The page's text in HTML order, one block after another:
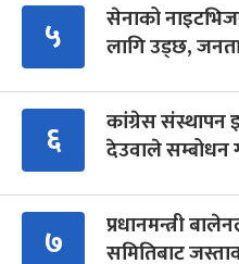
५
सेनाको
लागि उड्छ,
६
कांग्रेस संस्थापन
देउवाले सम्बोधन
७
प्रधानमन्त्री
समितिबाट